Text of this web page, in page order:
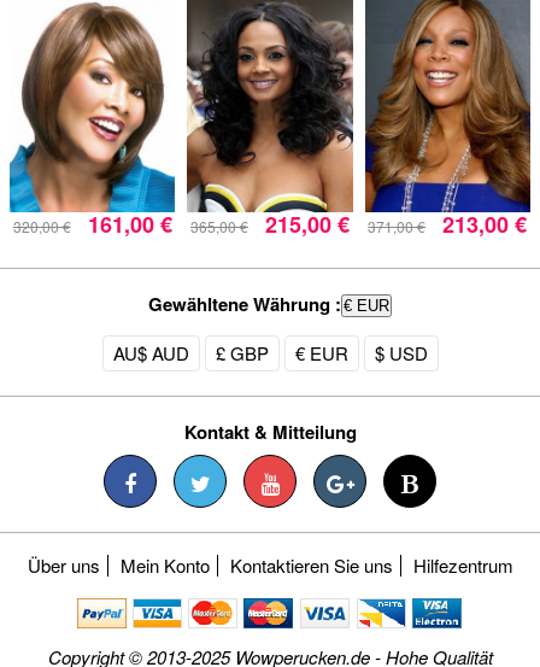
320,00 € 161,00 € 365,00 € 215,00 € 371,00 € 213,00 €
Gewähltene Währung : € EUR
AU$ AUD £ GBP € EUR $ USD
Kontakt & Mitteilung
Über uns Mein Konto Kontaktieren Sie uns Hilfezentrum
Copyright © 2013-2025 Wowperucken.de - Hohe Qualität